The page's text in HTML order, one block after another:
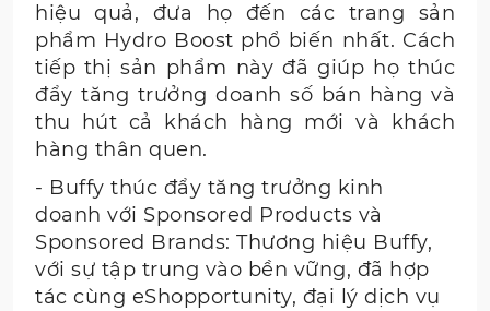
hiệu quả, đưa họ đến các trang sản
phẩm Hydro Boost phổ biến nhất. Cách
tiếp thị sản phẩm này đã giúp họ thúc
đẩy tăng trưởng doanh số bán hàng và
thu hút cả khách hàng mới và khách
hàng thân quen.
- Buffy thúc đẩy tăng trưởng kinh
doanh với Sponsored Products và
Sponsored Brands: Thương hiệu Buffy,
với sự tập trung vào bền vững, đã hợp
tác cùng eShopportunity, đại lý dịch vụ